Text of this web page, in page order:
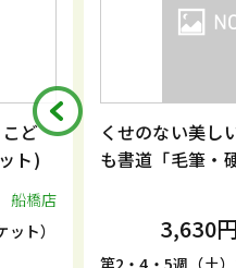
ど
ト)
船橋店
ト）
くせのない美し
も書道「毛筆・
3,630円
第2・4・5週（土